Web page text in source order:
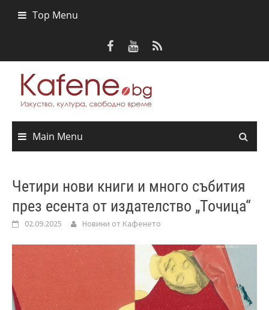
Top Menu
Main Menu
Четири нови книги и много събития
през есента от издателство „Точица“
02.09.2025 Новини от Кафенето